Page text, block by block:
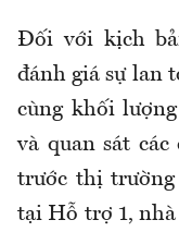
Đối với kịch
đánh giá sự lan
cùng khối
và quan sát
trước thị trường
tại Hỗ trợ 1,